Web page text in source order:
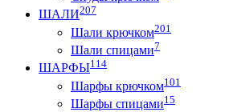
ШАЛИ207
Шали крючком201
Шали спицами7
ШАРФЫ114
Шарфы крючком101
Шарфы спицами15